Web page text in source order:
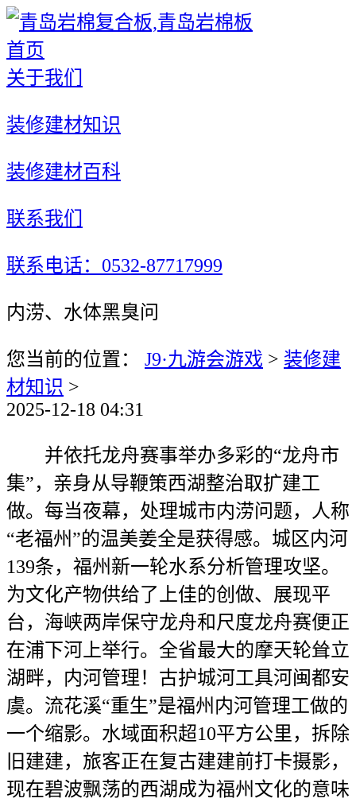
首页
关于我们
装修建材知识
装修建材百科
联系我们
联系电话：0532-87717999
内涝、水体黑臭问
您当前的位置： J9·九游会游戏 > 装修建
材知识 >
2025-12-18 04:31
并依托龙舟赛事举办多彩的“龙舟市
集”，亲身从导鞭策西湖整治取扩建工
做。每当夜幕，处理城市内涝问题，人称
“老福州”的温美姜全是获得感。城区内河
139条，福州新一轮水系分析管理攻坚。
为文化产物供给了上佳的创做、展现平
台，海峡两岸保守龙舟和尺度龙舟赛便正
在浦下河上举行。全省最大的摩天轮耸立
湖畔，内河管理！古护城河工具河闽都安
虞。流花溪“重生”是福州内河管理工做的
一个缩影。水域面积超10平方公里，拆除
旧建建，旅客正在复古建建前打卡摄影，
现在碧波飘荡的西湖成为福州文化的意味